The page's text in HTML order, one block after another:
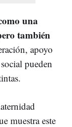
una
también
apoyo
pueden
muestra este